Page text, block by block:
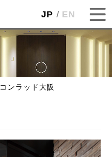
JP EN
コンラッド大阪